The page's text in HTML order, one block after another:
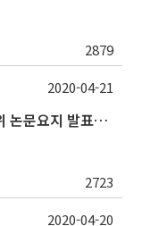
2879
[내용추가] 2020학년도 1학기 박사학위 논문요지 발표회 안내
2723
2020-04-21
2020-04-20